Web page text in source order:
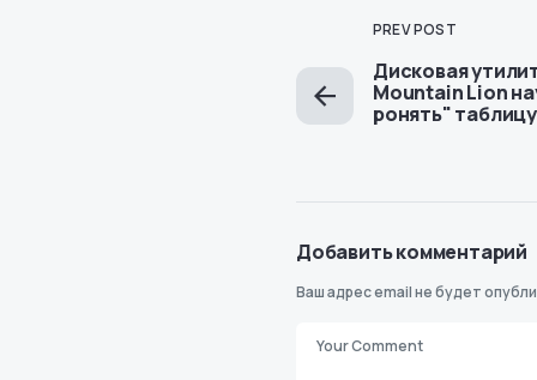
PREV POST
Дисковая
Mountain Lion
ронять"
Добавить комментарий
Ваш адрес email не будет